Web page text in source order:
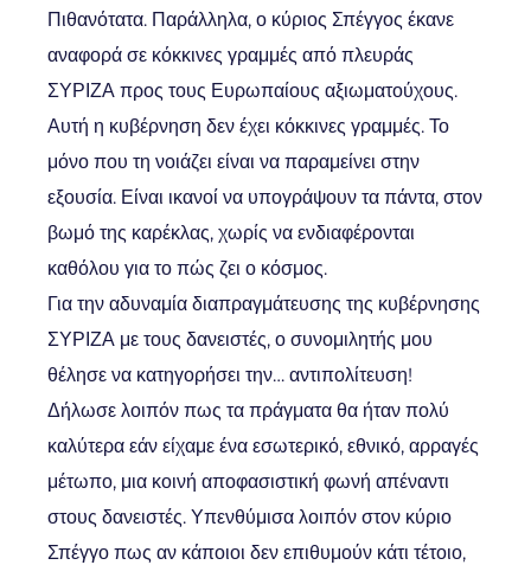
Πιθανότατα. Παράλληλα, ο κύριος Σπέγγος έκανε
αναφορά σε κόκκινες γραμμές από πλευράς
ΣΥΡΙΖΑ προς τους Ευρωπαίους αξιωματούχους.
Αυτή η κυβέρνηση δεν έχει κόκκινες γραμμές. Το
μόνο που τη νοιάζει είναι να παραμείνει στην
εξουσία. Είναι ικανοί να υπογράψουν τα πάντα, στον
βωμό της καρέκλας, χωρίς να ενδιαφέρονται
καθόλου για το πώς ζει ο κόσμος.
Για την αδυναμία διαπραγμάτευσης της κυβέρνησης
ΣΥΡΙΖΑ με τους δανειστές, ο συνομιλητής μου
θέλησε να κατηγορήσει την… αντιπολίτευση!
Δήλωσε λοιπόν πως τα πράγματα θα ήταν πολύ
καλύτερα εάν είχαμε ένα εσωτερικό, εθνικό, αρραγές
μέτωπο, μια κοινή αποφασιστική φωνή απέναντι
στους δανειστές. Υπενθύμισα λοιπόν στον κύριο
Σπέγγο πως αν κάποιοι δεν επιθυμούν κάτι τέτοιο,